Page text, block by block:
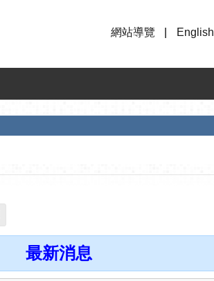
網站導覽
English
最新消息